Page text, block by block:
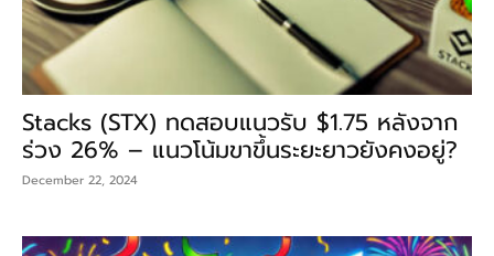
Stacks (STX) ทดสอบแนวรับ $1.75 หลังจาก
ร่วง 26% – แนวโน้มขาขึ้นระยะยาวยังคงอยู่?
December 22, 2024